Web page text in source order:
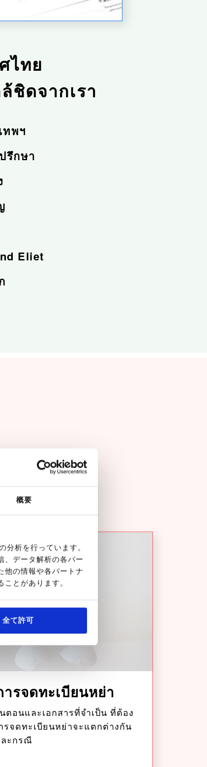
概要
分析を行っています。
、データ解析の各パー
他の情報や各パートナ
とがあります。
全て許可
ไทย
ชิดจากเรา
ทพฯ
รึกษา
Eliet
ามแตกต่าง
CONSULTING
ารจดทะเบียนหย่า
ตอนและเอกสารที่จำเป็น ที่ต้อง
รจดทะเบียนหย่าจะแตกต่างกัน
ะกรณี